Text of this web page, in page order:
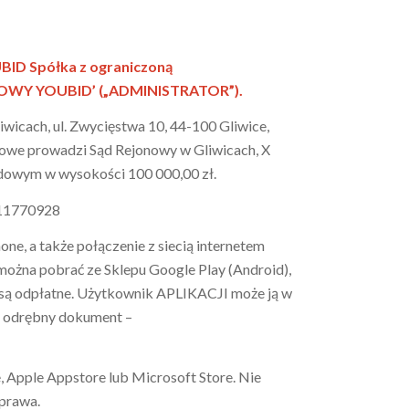
Spółka z ograniczoną
YOUBID’ („ADMINISTRATOR”).
ul. Zwycięstwa 10, 44-100 Gliwice,
prowadzi Sąd Rejonowy w Gliwicach, X
w wysokości 100 000,00 zł.
a także połączenie z siecią internetem
pobrać ze Sklepu Google Play (Android),
odpłatne. Użytkownik APLIKACJI może ją w
dokument –
Apple Appstore lub Microsoft Store. Nie